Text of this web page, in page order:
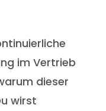
im Vertrieb
dieser
wirst